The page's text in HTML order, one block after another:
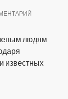
людям
известных